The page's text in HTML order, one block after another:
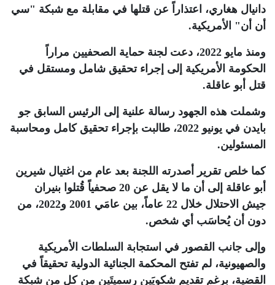
دانيال هغاري، اعتذاراً عن قتلها في مقابلة مع شبكة "سي
أن أن" الأمريكية.
ومنذ مايو 2022، دعت لجنة حماية الصحفيين مراراً
الحكومة الأمريكية إلى إجراء تحقيق شامل ومستقل في
قتل أبو عاقلة.
وشملت هذه الجهود رسالة علنية إلى الرئيس السابق جو
بايدن في يونيو 2022، طالبت بإجراء تحقيق كامل ومحاسبة
المسئولين.
كما خلص تقرير أصدرته اللجنة بعد عام من اغتيال شيرين
أبو عاقلة إلى أن ما لا يقل عن 20 صحفياً قُتلوا بنيران
جيش الاحتلال خلال 22 عاماً، بين عامَي 2001 و2022، من
دون أن يُحاسَب أي شخص.
وإلى جانب القصور في استجابة السلطات الأمريكية
والصهيونية، لم تفتح المحكمة الجنائية الدولية تحقيقاً في
القضية، برغم تقديم شكويَين رسميتَين من كل من شبكة